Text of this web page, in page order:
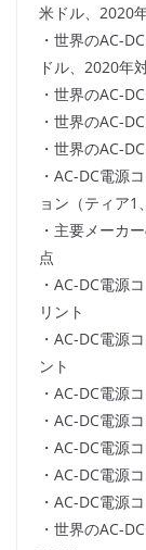
米ドル、2020
・世界のAC-
ドル、2020年
・世界のAC-
・世界のAC-
・世界のAC-
・AC-DC電源
ョン（ティア1
・主要メーカ
点
・AC-DC電源
リント
・AC-DC電源
ント
・AC-DC電源
・AC-DC電源
・AC-DC電源
・AC-DC電源
・AC-DC電源
・世界のAC-